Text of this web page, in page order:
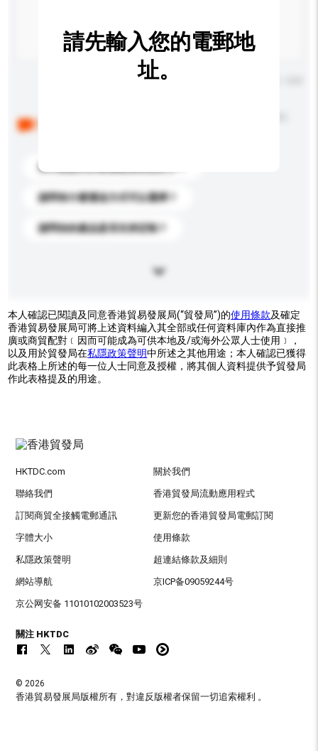
你們能提供的最優惠價格是多少？
請問有什麼運送方式可以選擇？
請問你的產品是否支持定制？
請先輸入您的電郵地
址。
本人確認已閱讀及同意香港貿易發展局(“貿發局”)的使用條款及確定
香港貿易發展局可將上述資料編入其全部或任何資料庫內作為直接推
廣或商貿配對﹝因而可能成為可供本地及/或海外公眾人士使用﹞，
以及用於貿發局在私隱政策聲明中所述之其他用途；本人確認已獲得
此表格上所述的每一位人士同意及授權，將其個人資料提供予貿發局
作此表格提及的用途。
HKTDC.com 關於我們
聯絡我們 香港貿發局流動應用程式
訂閱商貿全接觸電郵通訊 更新您的香港貿發局電郵訂閱
字體大小 使用條款
私隱政策聲明 超連結條款及細則
網站導航 京ICP备09059244号
京公网安备 11010102003523号
關注 HKTDC
© 2026
香港貿易發展局版權所有，對違反版權者保留一切追索權利 。